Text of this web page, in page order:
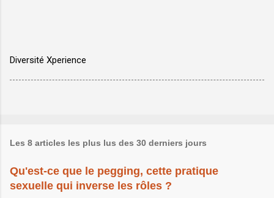
Diversité Xperience
Les 8 articles les plus lus des 30 derniers jours
Qu'est-ce que le pegging, cette pratique
sexuelle qui inverse les rôles ?